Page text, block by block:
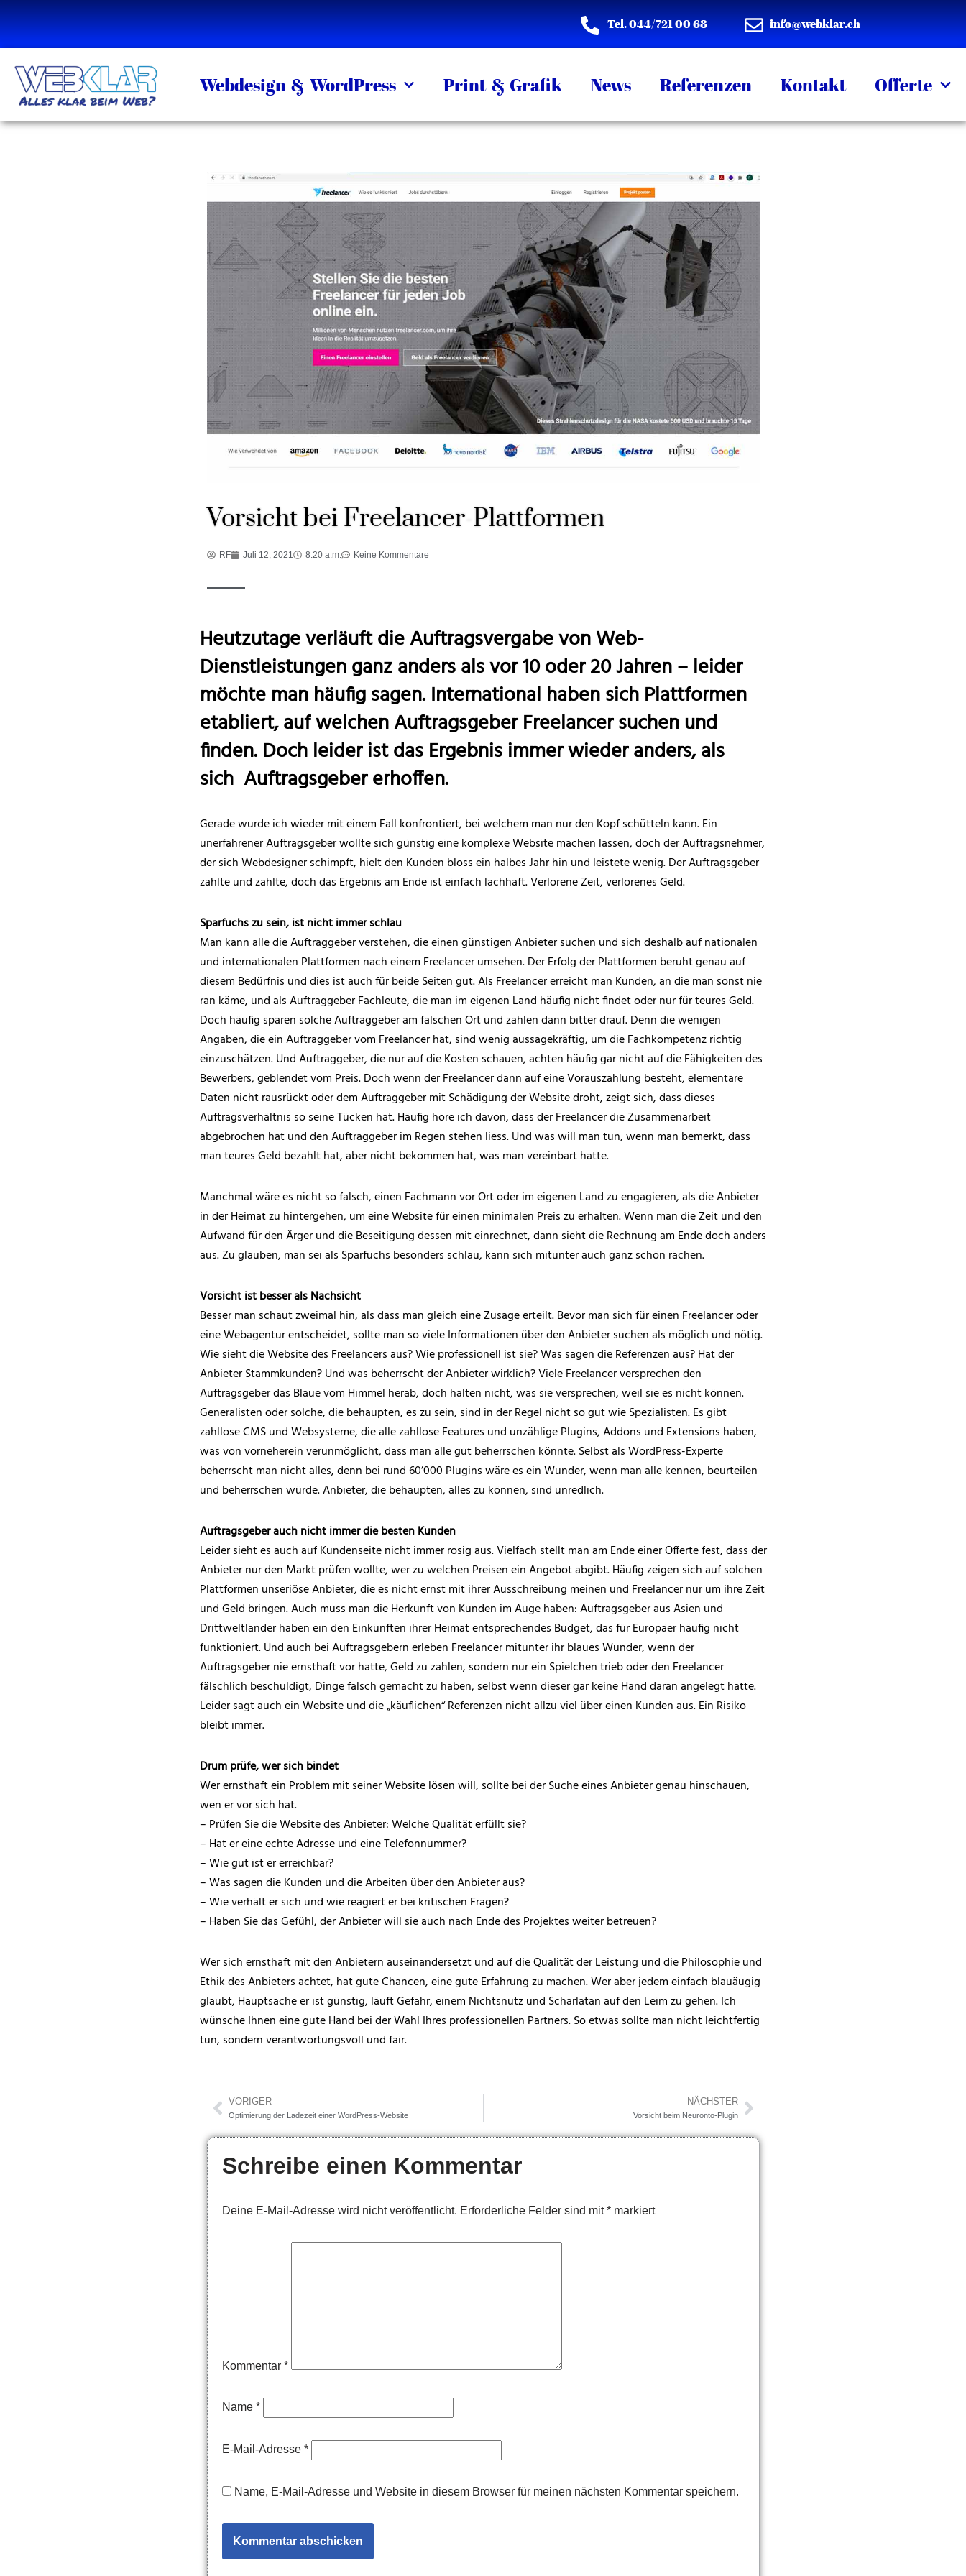
springen
Tel. 044/721 00 68 info@webklar.ch
Webdesign & WordPress Print & Grafik News Referenzen Kontakt Offerte
Vorsicht bei Freelancer-Plattformen
RF Juli 12, 2021 8:20 a.m. Keine Kommentare
Heutzutage verläuft die Auftragsvergabe von Web-
Dienstleistungen ganz anders als vor 10 oder 20 Jahren – leider
möchte man häufig sagen. International haben sich Plattformen
etabliert, auf welchen Auftragsgeber Freelancer suchen und
finden. Doch leider ist das Ergebnis immer wieder anders, als
sich Auftragsgeber erhoffen.
Gerade wurde ich wieder mit einem Fall konfrontiert, bei welchem man nur den Kopf schütteln kann. Ein
unerfahrener Auftragsgeber wollte sich günstig eine komplexe Website machen lassen, doch der Auftragsnehmer,
der sich Webdesigner schimpft, hielt den Kunden bloss ein halbes Jahr hin und leistete wenig. Der Auftragsgeber
zahlte und zahlte, doch das Ergebnis am Ende ist einfach lachhaft. Verlorene Zeit, verlorenes Geld.
Sparfuchs zu sein, ist nicht immer schlau
Man kann alle die Auftraggeber verstehen, die einen günstigen Anbieter suchen und sich deshalb auf nationalen
und internationalen Plattformen nach einem Freelancer umsehen. Der Erfolg der Plattformen beruht genau auf
diesem Bedürfnis und dies ist auch für beide Seiten gut. Als Freelancer erreicht man Kunden, an die man sonst nie
ran käme, und als Auftraggeber Fachleute, die man im eigenen Land häufig nicht findet oder nur für teures Geld.
Doch häufig sparen solche Auftraggeber am falschen Ort und zahlen dann bitter drauf. Denn die wenigen
Angaben, die ein Auftraggeber vom Freelancer hat, sind wenig aussagekräftig, um die Fachkompetenz richtig
einzuschätzen. Und Auftraggeber, die nur auf die Kosten schauen, achten häufig gar nicht auf die Fähigkeiten des
Bewerbers, geblendet vom Preis. Doch wenn der Freelancer dann auf eine Vorauszahlung besteht, elementare
Daten nicht rausrückt oder dem Auftraggeber mit Schädigung der Website droht, zeigt sich, dass dieses
Auftragsverhältnis so seine Tücken hat. Häufig höre ich davon, dass der Freelancer die Zusammenarbeit
abgebrochen hat und den Auftraggeber im Regen stehen liess. Und was will man tun, wenn man bemerkt, dass
man teures Geld bezahlt hat, aber nicht bekommen hat, was man vereinbart hatte.
Manchmal wäre es nicht so falsch, einen Fachmann vor Ort oder im eigenen Land zu engagieren, als die Anbieter
in der Heimat zu hintergehen, um eine Website für einen minimalen Preis zu erhalten. Wenn man die Zeit und den
Aufwand für den Ärger und die Beseitigung dessen mit einrechnet, dann sieht die Rechnung am Ende doch anders
aus. Zu glauben, man sei als Sparfuchs besonders schlau, kann sich mitunter auch ganz schön rächen.
Vorsicht ist besser als Nachsicht
Besser man schaut zweimal hin, als dass man gleich eine Zusage erteilt. Bevor man sich für einen Freelancer oder
eine Webagentur entscheidet, sollte man so viele Informationen über den Anbieter suchen als möglich und nötig.
Wie sieht die Website des Freelancers aus? Wie professionell ist sie? Was sagen die Referenzen aus? Hat der
Anbieter Stammkunden? Und was beherrscht der Anbieter wirklich? Viele Freelancer versprechen den
Auftragsgeber das Blaue vom Himmel herab, doch halten nicht, was sie versprechen, weil sie es nicht können.
Generalisten oder solche, die behaupten, es zu sein, sind in der Regel nicht so gut wie Spezialisten. Es gibt
zahllose CMS und Websysteme, die alle zahllose Features und unzählige Plugins, Addons und Extensions haben,
was von vorneherein verunmöglicht, dass man alle gut beherrschen könnte. Selbst als WordPress-Experte
beherrscht man nicht alles, denn bei rund 60’000 Plugins wäre es ein Wunder, wenn man alle kennen, beurteilen
und beherrschen würde. Anbieter, die behaupten, alles zu können, sind unredlich.
Auftragsgeber auch nicht immer die besten Kunden
Leider sieht es auch auf Kundenseite nicht immer rosig aus. Vielfach stellt man am Ende einer Offerte fest, dass der
Anbieter nur den Markt prüfen wollte, wer zu welchen Preisen ein Angebot abgibt. Häufig zeigen sich auf solchen
Plattformen unseriöse Anbieter, die es nicht ernst mit ihrer Ausschreibung meinen und Freelancer nur um ihre Zeit
und Geld bringen. Auch muss man die Herkunft von Kunden im Auge haben: Auftragsgeber aus Asien und
Drittweltländer haben ein den Einkünften ihrer Heimat entsprechendes Budget, das für Europäer häufig nicht
funktioniert. Und auch bei Auftragsgebern erleben Freelancer mitunter ihr blaues Wunder, wenn der
Auftragsgeber nie ernsthaft vor hatte, Geld zu zahlen, sondern nur ein Spielchen trieb oder den Freelancer
fälschlich beschuldigt, Dinge falsch gemacht zu haben, selbst wenn dieser gar keine Hand daran angelegt hatte.
Leider sagt auch ein Website und die „käuflichen“ Referenzen nicht allzu viel über einen Kunden aus. Ein Risiko
bleibt immer.
Drum prüfe, wer sich bindet
Wer ernsthaft ein Problem mit seiner Website lösen will, sollte bei der Suche eines Anbieter genau hinschauen,
wen er vor sich hat.
– Prüfen Sie die Website des Anbieter: Welche Qualität erfüllt sie?
– Hat er eine echte Adresse und eine Telefonnummer?
– Wie gut ist er erreichbar?
– Was sagen die Kunden und die Arbeiten über den Anbieter aus?
– Wie verhält er sich und wie reagiert er bei kritischen Fragen?
– Haben Sie das Gefühl, der Anbieter will sie auch nach Ende des Projektes weiter betreuen?
Wer sich ernsthaft mit den Anbietern auseinandersetzt und auf die Qualität der Leistung und die Philosophie und
Ethik des Anbieters achtet, hat gute Chancen, eine gute Erfahrung zu machen. Wer aber jedem einfach blauäugig
glaubt, Hauptsache er ist günstig, läuft Gefahr, einem Nichtsnutz und Scharlatan auf den Leim zu gehen. Ich
wünsche Ihnen eine gute Hand bei der Wahl Ihres professionellen Partners. So etwas sollte man nicht leichtfertig
tun, sondern verantwortungsvoll und fair.
VORIGER
Optimierung der Ladezeit einer WordPress-Website
NÄCHSTER
Vorsicht beim Neuronto-Plugin
Schreibe einen Kommentar
Deine E-Mail-Adresse wird nicht veröffentlicht. Erforderliche Felder sind mit*markiert
Kommentar *
Name *
E-Mail-Adresse *
Name, E-Mail-Adresse und Website in diesem Browser für meinen nächsten Kommentar speichern.